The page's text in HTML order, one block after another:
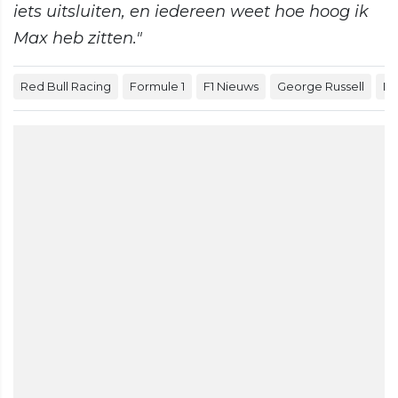
iets uitsluiten, en iedereen weet hoe hoog ik
Max heb zitten."
Red Bull Racing Formule 1 F1 Nieuws George Russell